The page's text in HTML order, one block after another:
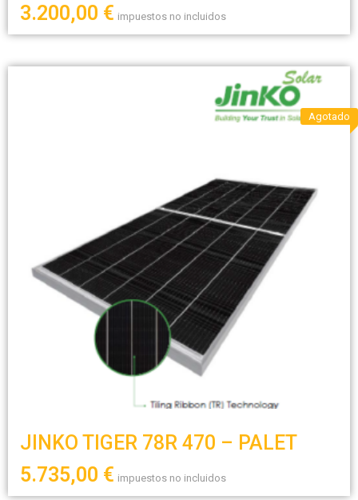
3.200,00 € impuestos no incluidos
Agotado
JINKO TIGER 78R 470 – PALET
5.735,00 € impuestos no incluidos